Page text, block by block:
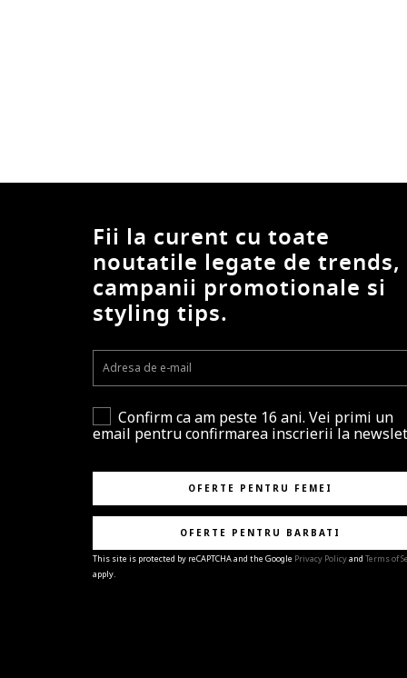
Fii la curent cu toate
noutatile legate de trends,
campanii promotionale si
styling tips.
Confirm ca am peste 16 ani. Vei primi un
email pentru confirmarea inscrierii la
OFERTE PENTRU FEMEI
OFERTE PENTRU BARBATI
This site is protected by reCAPTCHA and the Google Privacy Policyand Terms of
apply.